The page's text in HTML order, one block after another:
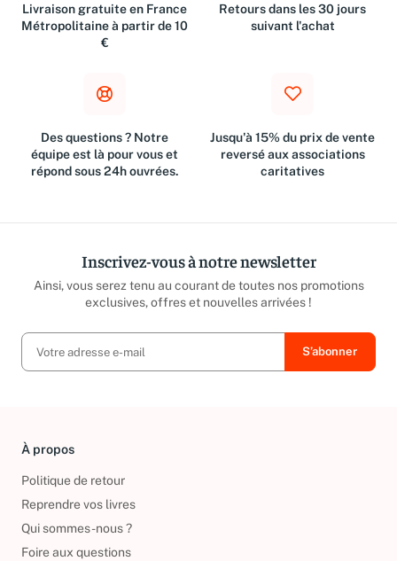
Livraison gratuite en France
Métropolitaine à partir de 10
€
Retours dans les 30 jours
suivant l'achat
Des questions ? Notre
équipe est là pour vous et
répond sous 24h ouvrées.
Jusqu'à 15% du prix de vente
reversé aux associations
caritatives
Inscrivez-vous à notre newsletter
Ainsi, vous serez tenu au courant de toutes nos promotions
exclusives, offres et nouvelles arrivées !
À propos
Politique de retour
Reprendre vos livres
Qui sommes-nous ?
Foire aux questions